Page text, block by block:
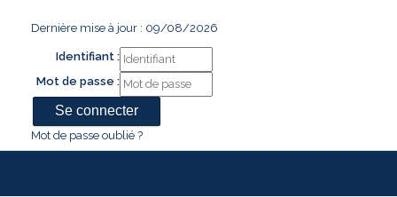
Dernière mise à jour : 09/08/2026
Identifiant :
Mot de passe :
Mot de passe oublié ?